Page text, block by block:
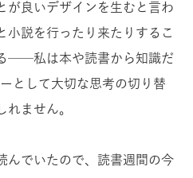
が良いデザインを生むと言わ
小説を行ったり来たりするこ
──私は本や読書から知識だ
として大切な思考の切り替
れません。
んでいたので、読書週間の今